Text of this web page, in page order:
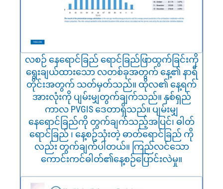
လစဉ် နေရောင်ခြည် ရောင်ခြည်ဖြာထွက်ခြင်းကို
ရွေးချယ်ထားသော လတစ်ခုအတွက် နေ့၏ နာရီ
တိုင်းအတွက် သတ်မှတ်သည်။ ထိုလ၏ နေ့ရက်
အားလုံးကို ပျမ်းမျှတွက်ချက်သည်။ နှစ်ရှည်
ကာလ PVGIS ဒေတာရှိသည်။ ပျမ်းမျှ
နေရောင်ခြည်ကို တွက်ချက်သည့်အပြင်၊ ဓါတ်
ရောင်ခြည် ၊ နေ့စဥ်သုံးတဲ့ ဓာတ်ရောင်ခြည် ကို
လည်း တွက်ချက်ပါတယ်။ ကြည်လင်သော
ကောင်းကင်ဓါတ်၏နေ့စဉ်ပြောင်းလဲမှု။